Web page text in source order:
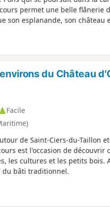
permet une belle flânerie
son esplanande, son château
du Château
Facile
de Saint-Ciers-du-Taillon
est l'occasion de découvrir
les cultures et les petits bois.
du bâti traditionnel.